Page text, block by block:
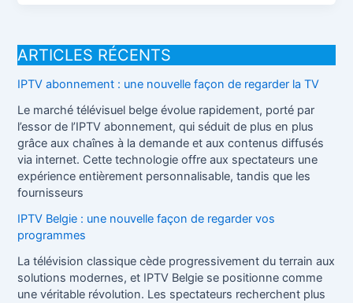
ARTICLES RÉCENTS
IPTV abonnement : une nouvelle façon de regarder la TV
Le marché télévisuel belge évolue rapidement, porté par
l’essor de l’IPTV abonnement, qui séduit de plus en plus
grâce aux chaînes à la demande et aux contenus diffusés
via internet. Cette technologie offre aux spectateurs une
expérience entièrement personnalisable, tandis que les
fournisseurs
IPTV Belgie : une nouvelle façon de regarder vos
programmes
La télévision classique cède progressivement du terrain aux
solutions modernes, et IPTV Belgie se positionne comme
une véritable révolution. Les spectateurs recherchent plus